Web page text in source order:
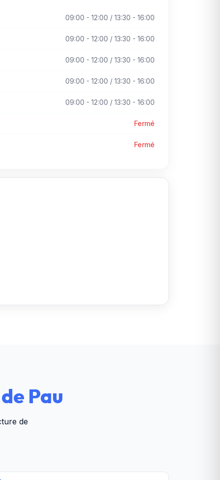
09:00 - 12:00 / 13:30 - 16:00
09:00 - 12:00 / 13:30 - 16:00
09:00 - 12:00 / 13:30 - 16:00
09:00 - 12:00 / 13:30 - 16:00
09:00 - 12:00 / 13:30 - 16:00
Fermé
Fermé
Pau
de